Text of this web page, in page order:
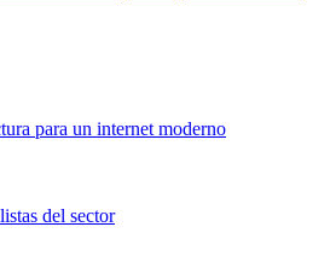
para un internet moderno
del sector